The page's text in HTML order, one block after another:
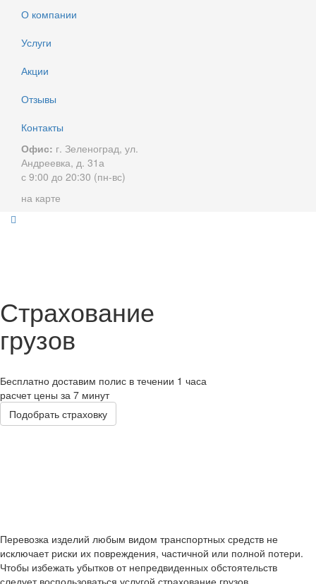
О компании
Услуги
Акции
Отзывы
Контакты
Офис: г. Зеленоград, ул.
Андреевка, д. 31а
с 9:00 до 20:30 (пн-вс)
на карте
Страхование
грузов
Бесплатно доставим полис в течении 1 часа
расчет цены за 7 минут
Подобрать страховку
Перевозка изделий любым видом транспортных средств не
исключает риски их повреждения, частичной или полной потери.
Чтобы избежать убытков от непредвиденных обстоятельств
следует воспользоваться услугой страхование грузов,